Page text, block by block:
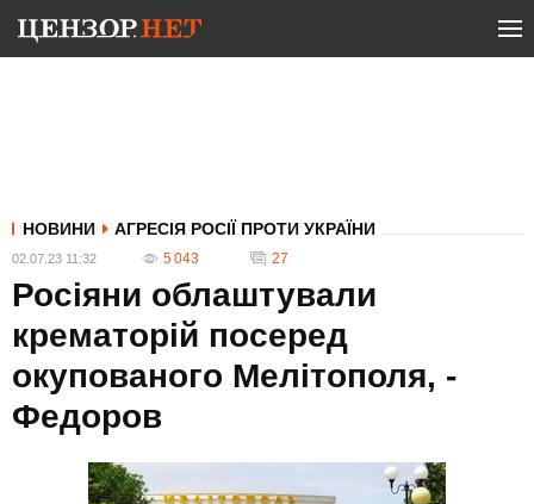
НОВИНИ АГРЕСІЯ РОСІЇ ПРОТИ УКРАЇНИ
02.07.23 11:32 5 043 27
Росіяни облаштували
крематорій посеред
окупованого Мелітополя, -
Федоров